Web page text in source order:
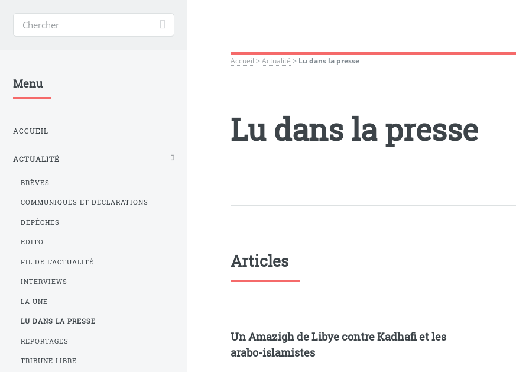
Accueil >Actualité > Lu dans la presse
Lu dans la presse
Articles
Un Amazigh de Libye contre Kadhafi et les
arabo-islamistes
Menu
ACCUEIL
ACTUALITÉ
BRÈVES
COMMUNIQUÉS ET DÉCLARATIONS
DÉPÊCHES
EDITO
FIL DE L’ACTUALITÉ
INTERVIEWS
LA UNE
LU DANS LA PRESSE
REPORTAGES
TRIBUNE LIBRE